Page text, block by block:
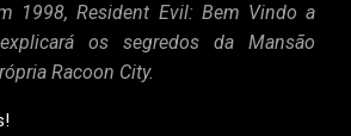
1998, Resident Evil: Bem Vindo a
os segredos da Mansão
Racoon City.